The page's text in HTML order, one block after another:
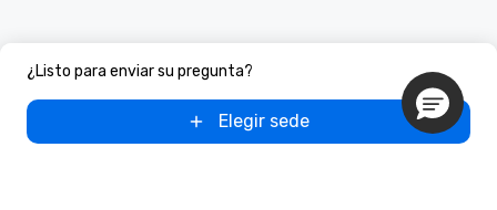
¿Listo para enviar su pregunta?
Elegir sede